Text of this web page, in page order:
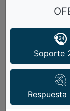
trucho. El
Ejemplo real
de
Banderas
o tarjetas de
Defensa
Soporte
Respuesta